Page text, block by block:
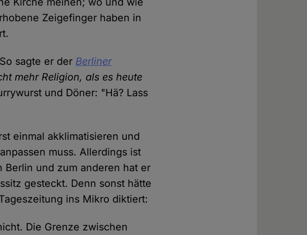
Zeigefinger haben in
sagte er der Berliner
mehr Religion, als es heute
und Döner: "Hä? Lass
einmal akklimatisieren und
muss. Allerdings ist
Berlin und zum anderen hat er
gesteckt. Denn sonst hätte
ins Mikro diktiert:
Die Grenze zwischen